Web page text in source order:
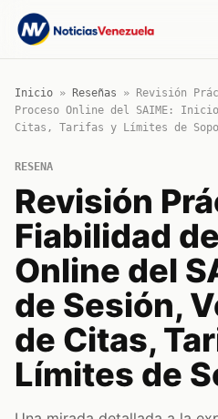
Inicio » Reseñas »
Revisión
Proceso Online del SAIME:
Citas, Tarifas y Límites de
RESENA
Revisión
Fiabilidad
Online del
de Sesión,
de Citas,
Límites de